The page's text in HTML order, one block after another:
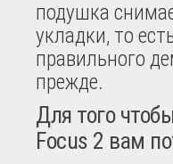
подушка
укладки, то
правильного
прежде.
Для того
Focus 2 вам